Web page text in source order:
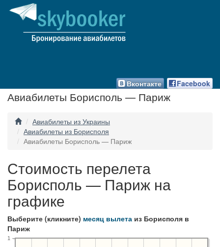
Facebook
Вконтакте
Авиабилеты Борисполь — Париж
Авиабилеты из Украины
Авиабилеты из Борисполя
Авиабилеты Борисполь — Париж
Стоимость перелета
Борисполь — Париж на
графике
Выберите (кликните) месяц вылета из Борисполя в
Париж
1